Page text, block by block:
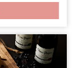
レンチのシェフ
ンです。大切な
楽しみたい時な
点から容器に竹
ラスチックごみ